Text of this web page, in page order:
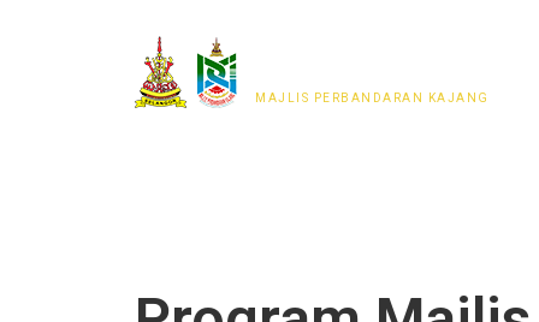
MAJLIS PERBANDARAN KAJANG